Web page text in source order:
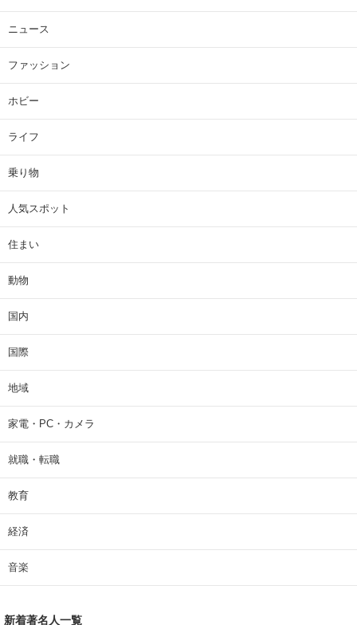
ニュース
ファッション
ホビー
ライフ
乗り物
人気スポット
住まい
動物
国内
国際
地域
家電・PC・カメラ
就職・転職
教育
経済
音楽
新着著名人一覧